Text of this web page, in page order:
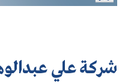
شركة علي